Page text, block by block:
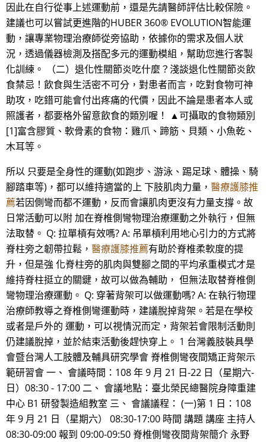
因此在自行從事上述運動前，還是先請醫師評估比較保險。
建議也可以嘗試更進階的HUBER 360® EVOLUTION智能運
動，讓專業物理治療師從旁協助，依據你的需求及個人狀
況，透過儀器檢測及搭配多元的運動模組，幫助您進行客製
化訓練。 （二）退化性關節炎吃什麼？淺談退化性關節炎飲
食禁忌！飲食與生活密不可分，對患者而言，吃對食物可神
助攻，吃錯可能會付出疼痛的代價，因此不論是患者本人或
照護者，都要格外留意飲食的類別喔！ ▲可攝取的食物類別
[1]富含膠質、軟骨素的食物：雞爪、蹄筋、貝類、小魚乾、
木耳等。
所以 只要是全身性的運動(如跑步、游泳、踢足球、體操、騎
腳踏車等)，都可以維持適當的上 下肢肌肉力量， 醫療護膝推
薦若因側彎而都不運動，反而會讓肌肉更沒有力量支撐。故
日常活動可以附 加在脊椎側彎物理治療運動之外執行，但無
法取替。 Q: 拉單槓有效嗎? A: 吊單槓利用地心引力的方式將
脊柱旁之韌帶拉鬆， 醫療護膝推薦有助於脊椎柔軟度的提
升，但是強 化脊柱旁的肌肉與雙腳之間的平均承重模式才是
維持脊柱挺立的關鍵，故可以做為輔助， 但無法取替脊椎側
彎物理治療運動。 Q: 穿著背架可以做運動嗎? A: 在執行物理
治療師教導之脊椎側彎運動時，建議脫掉背架。若是在學校
或者是戶外的 運動，可以視情況而定，背架若會限制活動則
仍建議脫掉，並於結束活動後趕快穿上。 1 台灣義肢裝具學
會暨台灣人工肢體及輔具研究學會 脊椎側彎夜間矯正背架示
範研習會 一、 會議時間：108 年 9 月 21 日-22 日（星期六-
日）08:30 - 17:00 二、 會議地點：臺北榮民總醫院身障重建
中心 B1 研發製造組教室 三、 會議議程： (一)第 1 日：108
年 9 月 21 日（星期六） 08:30-17:00 時間 講題 講座 主持人
08:30-09:00 報到 09:00-09:50 脊椎側彎夜間背架簡介 永野